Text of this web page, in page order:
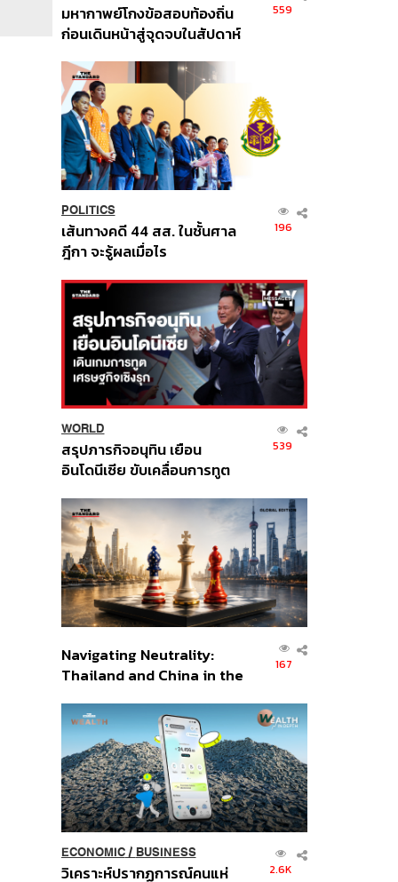
มหากาพย์โกงข้อสอบท้องถิ่น
ก่อนเดินหน้าสู่จุดจบในสัปดาห์
559
POLITICS
เส้นทางคดี 44 สส. ในชั้นศาล
ฎีกา จะรู้ผลเมื่อไร
196
WORLD
สรุปภารกิจอนุทิน เยือน
อินโดนีเซีย ขับเคลื่อนการทูต
ส่วนยุทธศาสตร์ไทย –
อินโดนีเซีย
539
Navigating Neutrality:
Thailand and China in the
Order
167
ECONOMIC/ BUSINESS
วิเคราะห์ปรากฏการณ์คนแห่ 2.6K